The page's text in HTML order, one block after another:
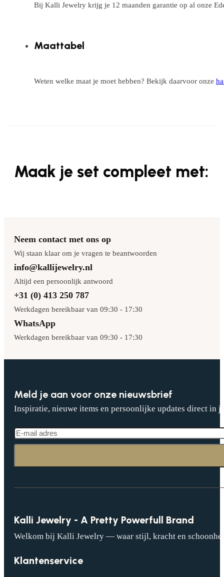
Bij Kalli Jewelry krijg je 12 maanden garantie op al onze
Maattabel
Weten welke maat je moet hebben? Bekijk daarvoor onze
Maak je set compleet met:
Neem contact met ons op
Wij staan klaar om je vragen te beantwoorden
info@kallijewelry.nl
Altijd een persoonlijk antwoord
+31 (0) 413 250 787
Werkdagen bereikbaar van 09:30 - 17:30
WhatsApp
Werkdagen bereikbaar van 09:30 - 17:30
Meld je aan voor onze nieuwsbrief
Inspiratie, nieuwe items en persoonlijke updates direct in
Kalli Jewelry - A Pretty Powerfull Brand
Welkom bij Kalli Jewelry — waar stijl, kracht en
Klantenservice